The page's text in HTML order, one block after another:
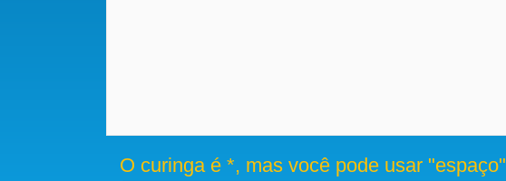
O curinga é *, mas você pode usar "espaço"